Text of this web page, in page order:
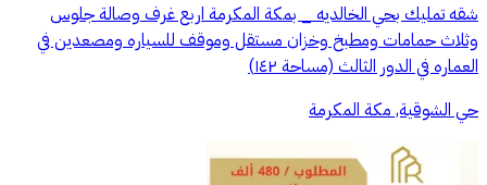
شقه تمليك بحي الخالديه _ بمكة المكرمة اربع غرف وصالة جلوس
وثلاث حمامات ومطبخ وخزان مستقل وموقف للسياره ومصعدين في
العماره في الدور الثالث (مساحة ١٤٢)
حي الشوقية, مكة المكرمة